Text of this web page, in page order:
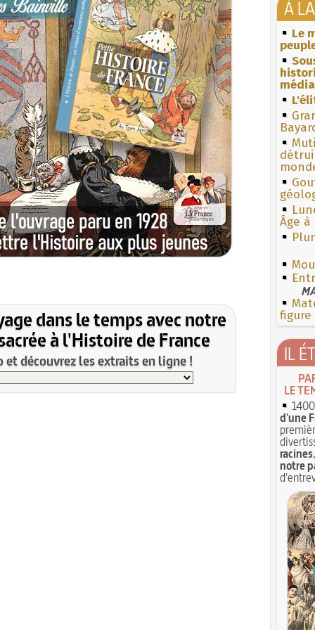
dans le temps avec notre
à l'Histoire de France
et découvrez les extraits en ligne !
À
Le
Âge
IL
LE
d'une
racines
notre